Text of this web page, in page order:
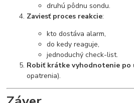
druhú pôdnu sondu.
Zaviesť proces reakcie:
kto dostáva alarm,
do kedy reaguje,
jednoduchý check-list.
Robiť krátke vyhodnotenie po
opatrenia).